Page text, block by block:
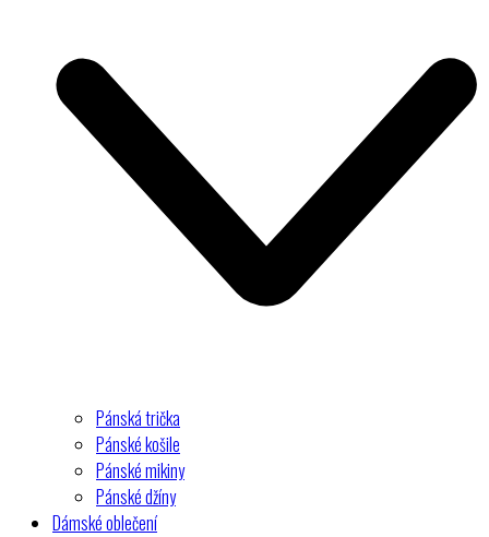
Pánská trička
Pánské košile
Pánské mikiny
Pánské džíny
Dámské oblečení